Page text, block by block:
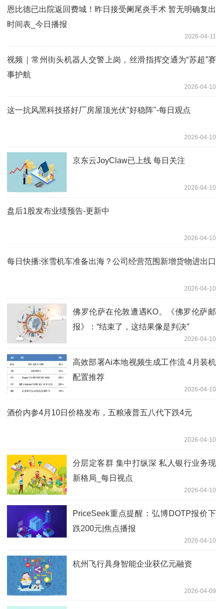
恩比德已出院返回费城！昨日接受阑尾炎手术 暂无明确复出
时间表_今日播报
2026-04-11
视频｜常州街头机器人交警上岗，丝滑指挥交通为“苏超”赛
事护航
2026-04-10
这一抗风黑科技搭好厂房屋顶光伏"好稳阵"-每日观点
2026-04-10
京东云JoyClaw已上线 每日关注
2026-04-10
盘后1股发布业绩预告-更新中
2026-04-10
每日快播:张雪机车准备出海？公司经营范围新增货物进出口
2026-04-10
佛罗伦萨在伦敦遭遇KO。《佛罗伦萨邮
报》：“结束了，这结果像是判决”
2026-04-10
高效部署Ai本地视频生成工作流 4月装机
配置推荐
2026-04-10
酒价内参4月10日价格发布，五粮液普五八代下跌4元
2026-04-10
分层定客群 集中打纵深 私人银行业务现
新格局_每日视点
2026-04-10
PriceSeek重点提醒：弘博DOTP报价下
跌200元|焦点播报
2026-04-10
杭州飞行具身智能企业获亿元融资
2026-04-09